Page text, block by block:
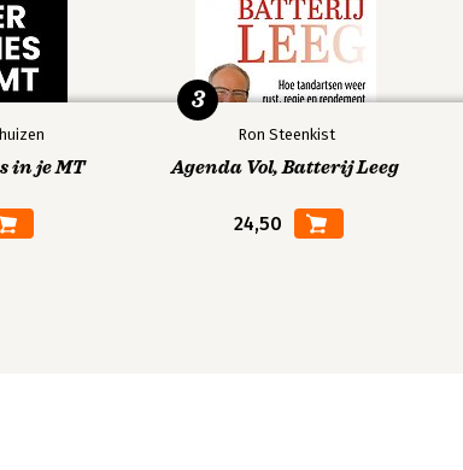
in je MT
Ron Steenkist
Agenda Vol, Batterij Leeg
24,50
3